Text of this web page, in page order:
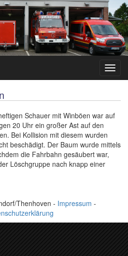
Schauer mit Winböen war auf
20 Uhr ein großer Ast auf den
Bei Kollision mit diesem wurden
beschädigt. Der Baum wurde mittels
die Fahrbahn gesäubert war,
Löschgruppe nach knapp einer
Thenhoven - Impressum -